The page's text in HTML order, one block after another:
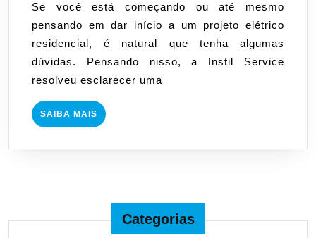
devem
conter
em
cada
cômodo?
Se você está começando ou até mesmo
pensando em dar início a um projeto elétrico
residencial, é natural que tenha algumas
dúvidas. Pensando nisso, a Instil Service
resolveu esclarecer uma
SAIBA MAIS SAIBA
MAIS
Categorias